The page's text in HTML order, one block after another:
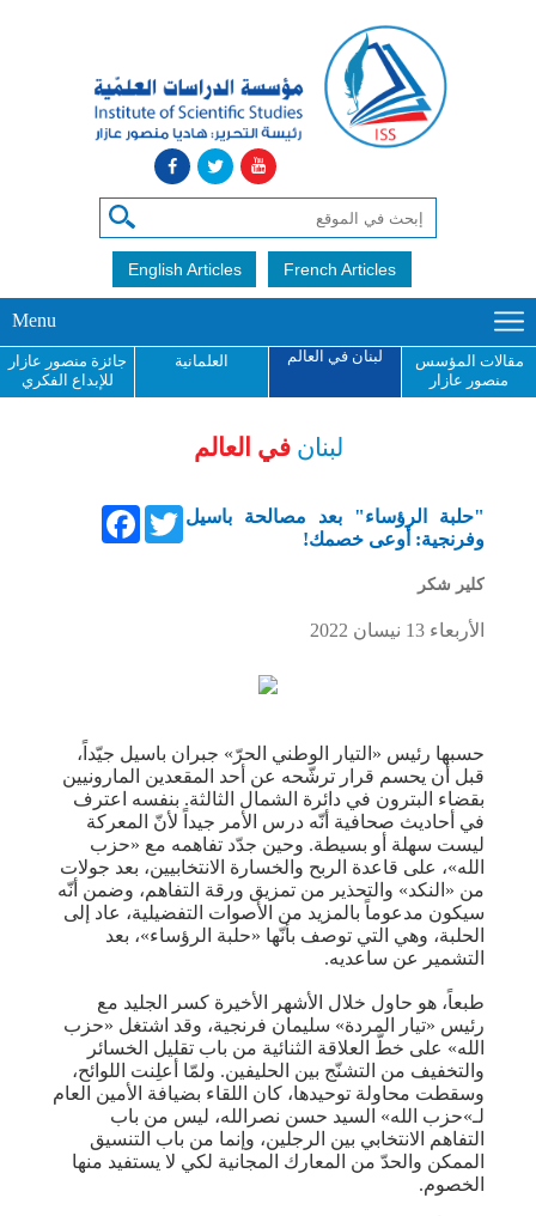
English Articles French Articles
Menu
مقالات المؤسس
منصور عازار
لبنان في العالم العلمانية
جائزة منصور عازار
للإبداع الفكري
لبنان في العالم
FacebookTwitter "حلبة الرؤساء" بعد مصالحة باسيل
وفرنجية: أوعى خصمك!
كلير شكر
الأربعاء 13 نيسان 2022
حسبها رئيس «التيار الوطني الحرّ» جبران باسيل جيّداً،
قبل أن يحسم قرار ترشّحه عن أحد المقعدين المارونيين
بقضاء البترون في دائرة الشمال الثالثة. بنفسه اعترف
في أحاديث صحافية أنّه درس الأمر جيداً لأنّ المعركة
ليست سهلة أو بسيطة. وحين جدّد تفاهمه مع «حزب
الله»، على قاعدة الربح والخسارة الانتخابيين، بعد جولات
من «النكد» والتحذير من تمزيق ورقة التفاهم، وضمن أنّه
سيكون مدعوماً بالمزيد من الأصوات التفضيلية، عاد إلى
الحلبة، وهي التي توصف بأنّها «حلبة الرؤساء»، بعد
التشمير عن ساعديه.
طبعاً، هو حاول خلال الأشهر الأخيرة كسر الجليد مع
رئيس «تيار المردة» سليمان فرنجية، وقد اشتغل «حزب
الله» على خطّ العلاقة الثنائية من باب تقليل الخسائر
والتخفيف من التشنّج بين الحليفين. ولمّا أعلِنت اللوائح،
وسقطت محاولة توحيدها، كان اللقاء بضيافة الأمين العام
لـ»حزب الله» السيد حسن نصرالله، ليس من باب
التفاهم الانتخابي بين الرجلين، وإنما من باب التنسيق
الممكن والحدّ من المعارك المجانية لكي لا يستفيد منها
الخصوم.